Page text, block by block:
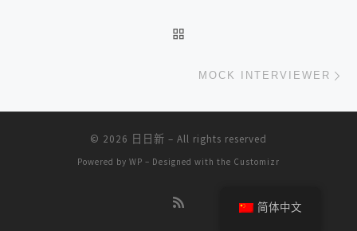
MOCK INTERVIEWER
© 2026 日日新 – All rights reserved
Powered by WP – Designed with the Customizr
简体中文